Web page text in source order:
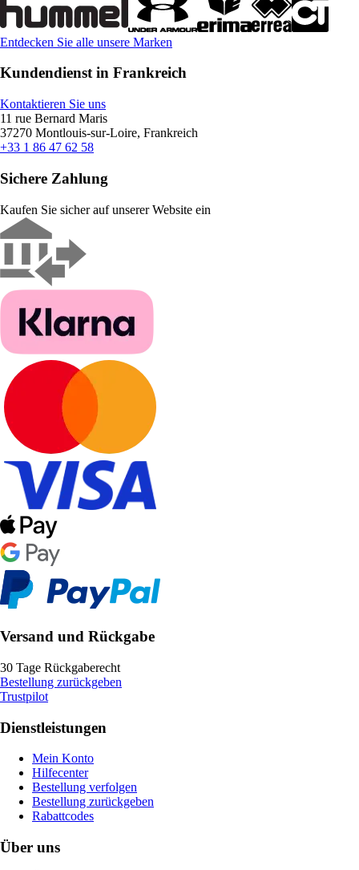
Entdecken Sie alle unsere Marken
Kundendienst in Frankreich
Kontaktieren Sie uns
11 rue Bernard Maris
37270 Montlouis-sur-Loire, Frankreich
+33 1 86 47 62 58
Sichere Zahlung
Kaufen Sie sicher auf unserer Website ein
Versand und Rückgabe
30 Tage Rückgaberecht
Bestellung zurückgeben
Trustpilot
Dienstleistungen
Mein Konto
Hilfecenter
Bestellung verfolgen
Bestellung zurückgeben
Rabattcodes
Über uns